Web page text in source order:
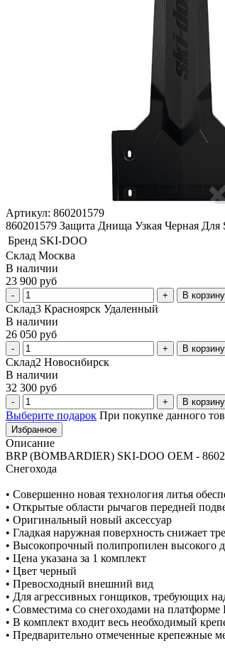
Артикул: 860201579
860201579 Защита Днища Узкая Черная Для
Бренд SKI-DOO
Склад Москва
В наличии
23 900 руб
В корзину
Склад3 Красноярск Удаленный
В наличии
26 050 руб
В корзину
Склад2 Новосибирск
В наличии
32 300 руб
В корзину
Выберите подарок При покупке данного
Избранное
Описание
BRP (BOMBARDIER) SKI-DOO OEM -
Снегохода
• Совершенно новая технология литья
• Открытые области рычагов передней
• Оригинальный новый аксессуар
• Гладкая наружная поверхность снижает
• Высокопрочный полипропилен высокого
• Цена указана за 1 комплект
• Цвет черный
• Превосходный внешний вид
• Для агрессивных гонщиков, требующих
• Совместима со снегоходами на
• В комплект входит весь необходимый
• Предварительно отмеченные крепежные